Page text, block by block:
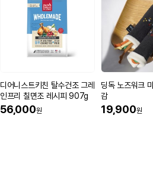
디어니스트키친 탈수건조 그레
인프리 칠면조 레시피 907g
56,000원
딩독 노즈워크
감
19,900원